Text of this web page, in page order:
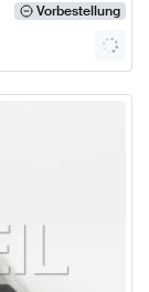
Vorbestellung